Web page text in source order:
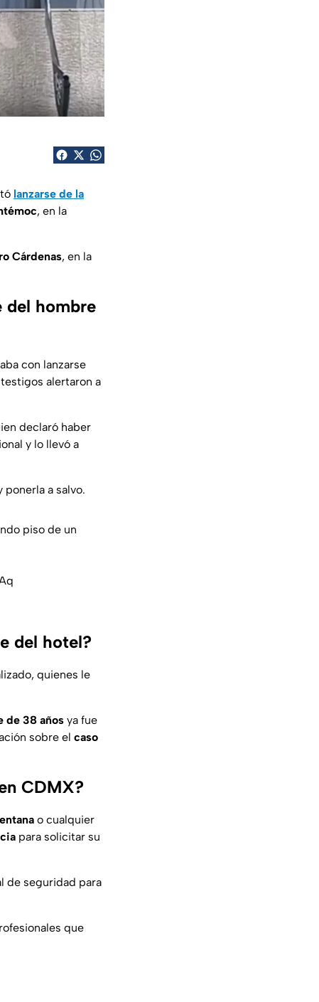
lanzarse de la
, en la
Cárdenas, en la
del hombre
con lanzarse
alertaron a
declaró haber
y lo llevó a
ponerla a salvo.
piso de un
del hotel?
quienes le
de 38 años ya fue
sobre el caso
CDMX?
o cualquier
para solicitar su
de seguridad para
que